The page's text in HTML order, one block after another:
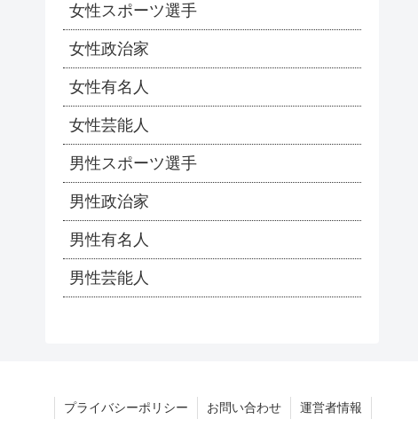
女性スポーツ選手
女性政治家
女性有名人
女性芸能人
男性スポーツ選手
男性政治家
男性有名人
男性芸能人
プライバシーポリシー お問い合わせ 運営者情報